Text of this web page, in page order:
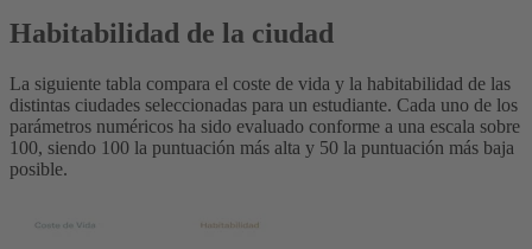
Habitabilidad de la ciudad
La siguiente tabla compara el coste de vida y la habitabilidad de las
distintas ciudades seleccionadas para un estudiante. Cada uno de los
parámetros numéricos ha sido evaluado conforme a una escala sobre
100, siendo 100 la puntuación más alta y 50 la puntuación más baja
posible.